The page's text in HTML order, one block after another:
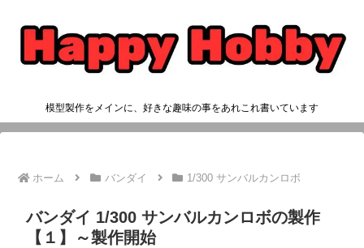
模型製作をメインに、好きな趣味の事をあれこれ書いています
ホーム バンダイ 1/300 サンバルカンロボ
バンダイ 1/300 サンバルカンロボの製作
【１】～製作開始